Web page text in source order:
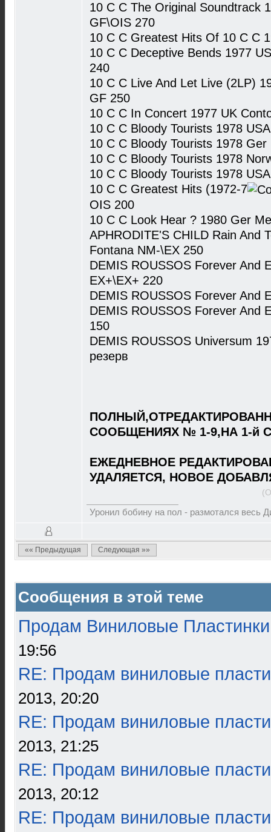
10 C C The Original Soundtrack
GF\OIS 270
10 C C Greatest Hits Of 10 C C
10 C C Deceptive Bends 1977
240
10 C C Live And Let Live (2LP)
GF 250
10 C C In Concert 1977 UK
10 C C Bloody Tourists 1978
10 C C Bloody Tourists 1978
10 C C Bloody Tourists 1978
10 C C Bloody Tourists 1978
10 C C Greatest Hits (1972-7
OIS 200
10 C C Look Hear ? 1980 Ger
APHRODITE'S CHILD Rain And
Fontana NM-\EX 250
DEMIS ROUSSOS Forever And
EX+\EX+ 220
DEMIS ROUSSOS Forever And
DEMIS ROUSSOS Forever And
150
DEMIS ROUSSOS Universum
резерв
СООБЩЕНИЯХ № 1-9,НА 1-й
ЕЖЕДНЕВНОЕ
УДАЛЯЕТСЯ, НОВОЕ
Уронил бобину на пол - размотался весь
«« Предыдущая Следующая »»
Сообщения в этой теме
Продам Виниловые Пластинки
19:56
RE: Продам виниловые
2013, 20:20
RE: Продам виниловые
2013, 21:25
RE: Продам виниловые
2013, 20:12
RE: Продам виниловые